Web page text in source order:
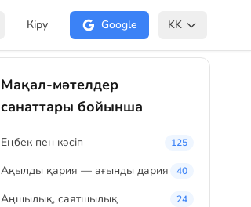
Кіру Google KK
Мақал-мәтелдер
санаттары бойынша
Eңбек пен кәсіп 125
Ақылды қария — ағынды дария 40
Аңшылық, саятшылық 24